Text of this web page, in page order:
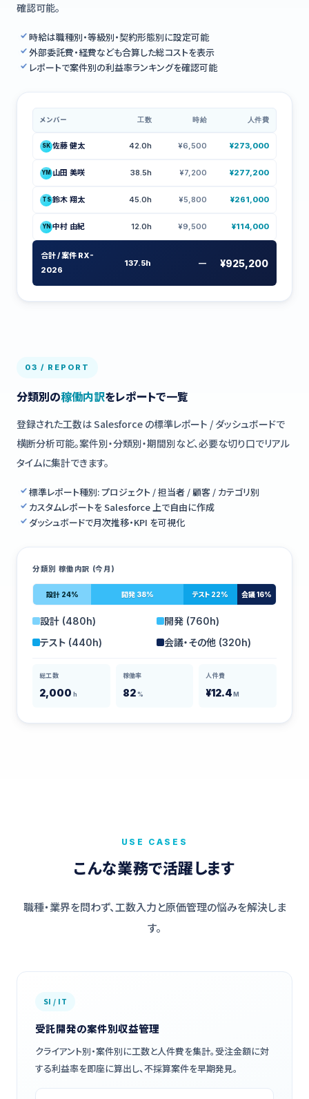
確認可能。
時給は職種別・等級別・契約形態別に設定可能
外部委託費・経費なども合算した総コストを表示
レポートで案件別の利益率ランキングを確認可能
メンバー 工数 時給 人件費
SK 佐藤 健太 42.0h ¥6,500 ¥273,000
YM 山田 美咲 38.5h ¥7,200 ¥277,200
TS 鈴木 翔太 45.0h ¥5,800 ¥261,000
YN 中村 由紀 12.0h ¥9,500 ¥114,000
合計 / 案件 RX-
2026
137.5h — ¥925,200
03 / REPORT
分類別の稼働内訳をレポートで一覧
登録された工数は Salesforce の標準レポート / ダッシュボードで
横断分析可能。案件別・分類別・期間別など、必要な切り口でリアル
タイムに集計できます。
標準レポート種別: プロジェクト / 担当者 / 顧客 / カテゴリ別
カスタムレポートを Salesforce 上で自由に作成
ダッシュボードで月次推移・KPI を可視化
分類別 稼働内訳 (今月)
設計 24% 開発 38% テスト 22% 会議 16%
設計 (480h)
開発 (760h)
テスト (440h)
会議・その他 (320h)
総工数
2,000 h
稼働率
82 %
人件費
¥12.4 M
USE CASES
こんな業務で活躍します
職種・業界を問わず、工数入力と原価管理の悩みを解決しま
す。
SI / IT
受託開発の案件別収益管理
クライアント別・案件別に工数と人件費を集計。受注金額に対
する利益率を即座に算出し、不採算案件を早期発見。